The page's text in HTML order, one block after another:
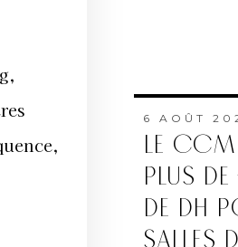
6 AOÛT
LE CCM
PLUS
DE DH
SALLES